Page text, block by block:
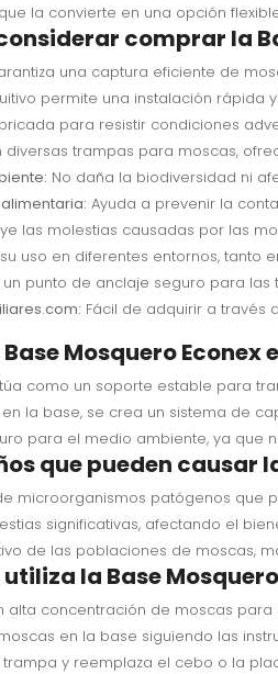
la convierte en una opción
comprar la
una captura eficiente de
permite una instalación rápida
para resistir condiciones
diversas trampas para moscas,
No daña la biodiversidad ni
Ayuda a prevenir la
las molestias causadas por las
uso en diferentes entornos, tanto
punto de anclaje seguro para las
Fácil de adquirir a través
Mosquero Econex
como un soporte estable para
la base, se crea un sistema de
para el medio ambiente, ya que
que pueden causar
microorganismos patógenos que
significativas, afectando el
de las poblaciones de moscas,
la Base
alta concentración de moscas
en la base siguiendo las
y reemplaza el cebo o la